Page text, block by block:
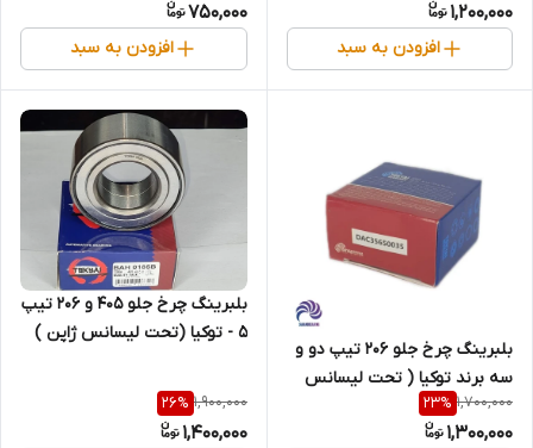
1,200,000
افزودن به سبد
750,000
افزودن به سبد
بلبرینگ چرخ جلو 206 تیپ دو و
سه برند توکیا ( تحت لیسانس
ژاپن ) با یکسال ضمانت
1,700,000
23%
1,300,000
بلبرینگ چرخ جلو 405 و 206 تیپ
5 - توکیا (تحت لیسانس ژاپن )
1,900,000
26%
1,400,000